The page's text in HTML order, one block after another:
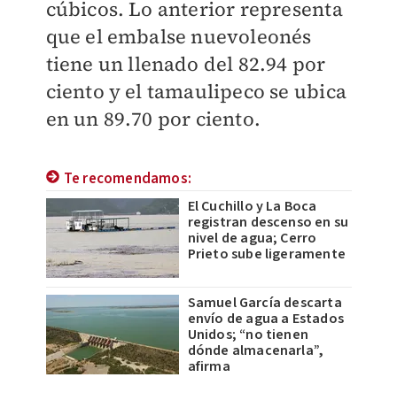
cúbicos. Lo anterior representa
que el embalse nuevoleonés
tiene un llenado del 82.94 por
ciento y el tamaulipeco se ubica
en un 89.70 por ciento.
Te recomendamos:
El Cuchillo y La Boca
registran descenso en su
nivel de agua; Cerro
Prieto sube ligeramente
Samuel García descarta
envío de agua a Estados
Unidos; “no tienen
dónde almacenarla”,
afirma